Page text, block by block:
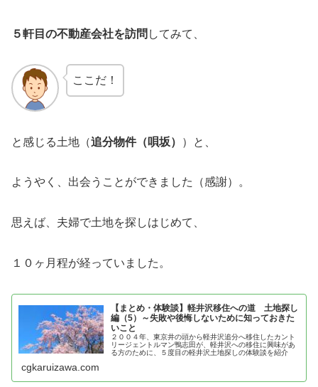
５軒目の不動産会社を訪問 してみて、
ここだ！
と感じる土地（追分物件（唄坂） ）と、
ようやく、出会うことができました（感謝）。
思えば、夫婦で土地を探しはじめて、
１０ヶ月程が経っていました。
【まとめ・体験談】軽井沢移住への道 土地探し
編（5）～失敗や後悔しないために知っておきた
いこと
２００４年、東京井の頭から軽井沢追分へ移住したカント
リージェントルマン鴨志田が、軽井沢への移住に興味があ
る方のために、５度目の軽井沢土地探しの体験談を紹介
cgkaruizawa.com